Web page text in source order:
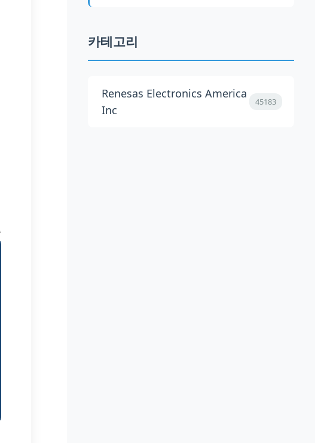
카테고리
Renesas Electronics America
Inc
45183